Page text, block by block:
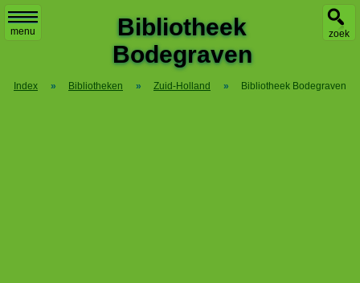
menu zoek
Bibliotheek
Bodegraven
Index » Bibliotheken » Zuid-Holland » Bibliotheek Bodegraven